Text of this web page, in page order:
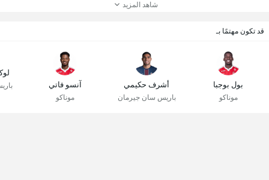
شاهد المزيد
قد تكون مهتمًا بـ
بول بوجبا
موناكو
أشرف حكيمي
باريس سان جيرمان
آنسو فاتي
موناكو